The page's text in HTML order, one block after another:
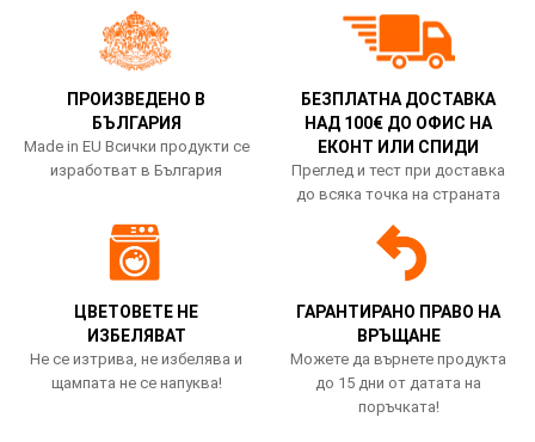
ПРОИЗВЕДЕНО В
БЪЛГАРИЯ
Made in EU Всички продукти се
изработват в България
БЕЗПЛАТНА ДОСТАВКА
НАД 100€ ДО ОФИС НА
ЕКОНТ ИЛИ СПИДИ
Преглед и тест при доставка
до всяка точка на страната
ЦВЕТОВЕТЕ НЕ
ИЗБЕЛЯВАТ
Не се изтрива, не избелява и
щампата не се напуква!
ГАРАНТИРАНО ПРАВО НА
ВРЪЩАНЕ
Можете да върнете продукта
до 15 дни от датата на
поръчката!